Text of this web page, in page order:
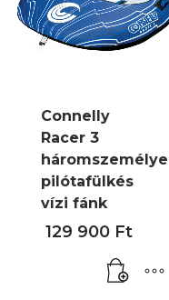
Connelly
Racer 3
pilótafülkés
vízi fánk
129 900 Ft